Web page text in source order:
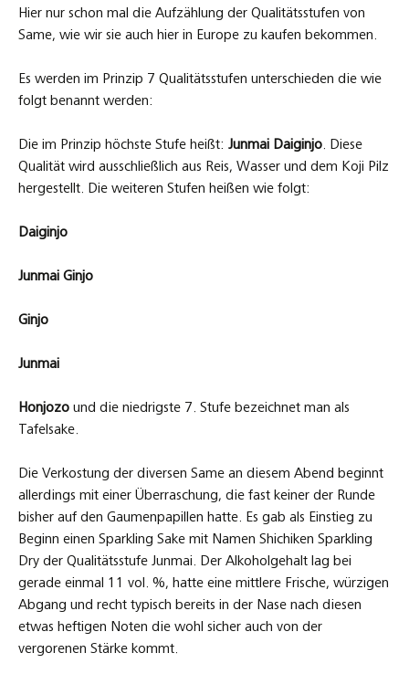
Hier nur schon mal die Aufzählung der Qualitätsstufen von
Same, wie wir sie auch hier in Europe zu kaufen bekommen.
Es werden im Prinzip 7 Qualitätsstufen unterschieden die wie
folgt benannt werden:
Die im Prinzip höchste Stufe heißt: Junmai Daiginjo. Diese
Qualität wird ausschließlich aus Reis, Wasser und dem Koji Pilz
hergestellt. Die weiteren Stufen heißen wie folgt:
Daiginjo
Junmai Ginjo
Ginjo
Junmai
Honjozo und die niedrigste 7. Stufe bezeichnet man als
Tafelsake.
Die Verkostung der diversen Same an diesem Abend beginnt
allerdings mit einer Überraschung, die fast keiner der Runde
bisher auf den Gaumenpapillen hatte. Es gab als Einstieg zu
Beginn einen Sparkling Sake mit Namen Shichiken Sparkling
Dry der Qualitätsstufe Junmai. Der Alkoholgehalt lag bei
gerade einmal 11 vol. %, hatte eine mittlere Frische, würzigen
Abgang und recht typisch bereits in der Nase nach diesen
etwas heftigen Noten die wohl sicher auch von der
vergorenen Stärke kommt.